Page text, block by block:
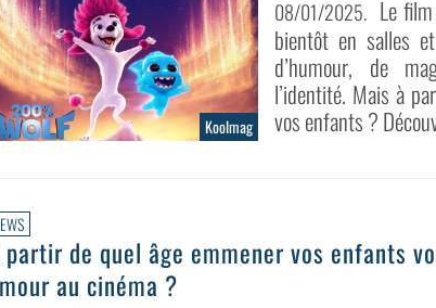
Koolmag
08/01/2025. Le
bientôt en salles
d’humour, de
l’identité. Mais à
vos enfants ?
partir de quel âge emmener vos enfants
au cinéma ?